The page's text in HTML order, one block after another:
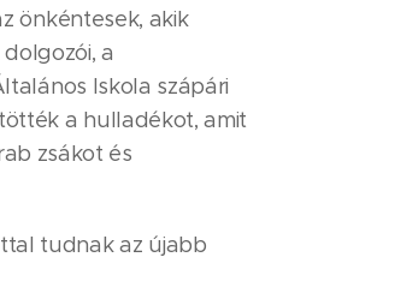
önkéntesek, akik
a
Iskola szápári
a hulladékot, amit
zsákot és
tudnak az újabb